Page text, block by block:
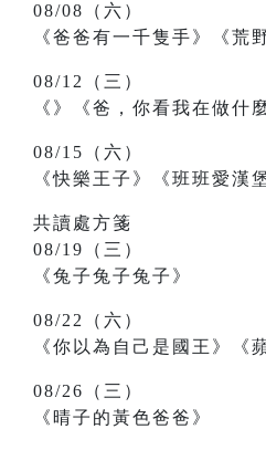
08/08（六）
《爸爸有一千隻手》《荒
08/12（三）
《》《爸，你看我在做什
08/15（六）
《快樂王子》《班班愛漢
共讀處方箋
08/19（三）
《兔子兔子兔子》
08/22（六）
《你以為自己是國王》
08/26（三）
《晴子的黃色爸爸》